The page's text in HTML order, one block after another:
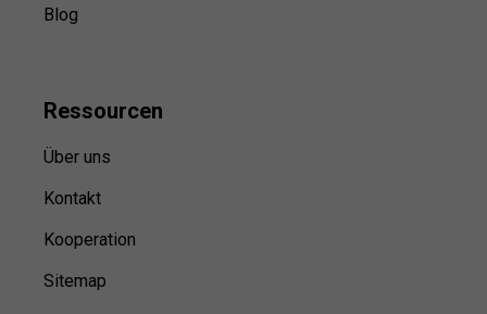
Blog
Ressourcen
Über uns
Kontakt
Kooperation
Sitemap